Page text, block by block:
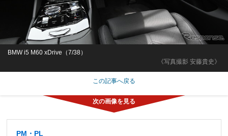
《写真撮影 安藤貴史》
BMW i5 M60 xDrive（7/38）
この記事へ戻る
PM・PL